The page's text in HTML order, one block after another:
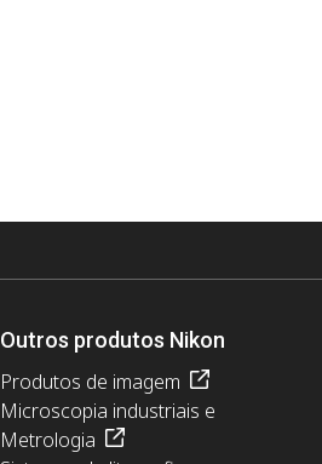
Outros produtos Nikon
Produtos de imagem
Microscopia industriais e
Metrologia